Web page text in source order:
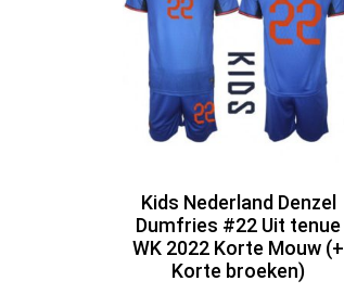
Kids Nederland Denzel
Dumfries #22 Uit tenue
WK 2022 Korte Mouw (+
Korte broeken)